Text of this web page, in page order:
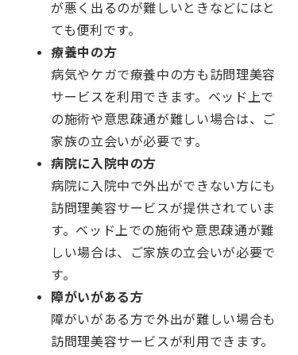
が悪く出るのが難しいときなどにはと
ても便利です。
療養中の方
病気やケガで療養中の方も訪問理美容
サービスを利用できます。ベッド上で
の施術や意思疎通が難しい場合は、ご
家族の立会いが必要です。
病院に入院中の方
病院に入院中で外出ができない方にも
訪問理美容サービスが提供されていま
す。ベッド上での施術や意思疎通が難
しい場合は、ご家族の立会いが必要で
す。
障がいがある方
障がいがある方で外出が難しい場合も
訪問理美容サービスが利用できます。